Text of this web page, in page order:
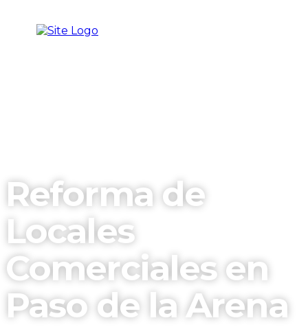
Reforma de
Locales
Comerciales en
Paso de la Arena